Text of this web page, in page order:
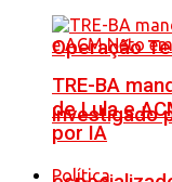
Operação
investigado
TRE-BA
de Lula e
por IA
Política